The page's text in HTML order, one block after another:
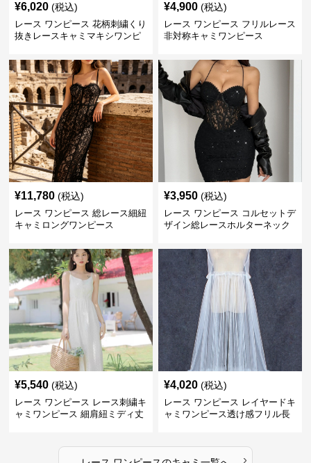
¥6,020 (税込)
レース ワンピース 花柄刺繍くり
抜きレースキャミマキシワンピ
¥4,900 (税込)
レース ワンピース フリルレース
非対称キャミワンピース
¥11,780 (税込)
レース ワンピース 総レース細紐
キャミロングワンピース
¥3,950 (税込)
レース ワンピース コルセットデ
ザイン総レースホルターネック
¥5,540 (税込)
レース ワンピース レース刺繍キ
ャミワンピース 細肩紐ミディ丈
¥4,020 (税込)
レース ワンピース レイヤードキ
ャミワンピース透け感フリル長
›